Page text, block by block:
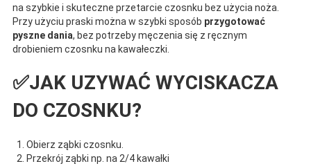
na szybkie i skuteczne przetarcie czosnku bez użycia noża.
Przy użyciu praski można w szybki sposób przygotować
pyszne dania, bez potrzeby męczenia się z ręcznym
drobieniem czosnku na kawałeczki.
✅JAK UZYWAĆ WYCISKACZA
DO CZOSNKU?
Obierz ząbki czosnku.
Przekrój ząbki np. na 2/4 kawałki